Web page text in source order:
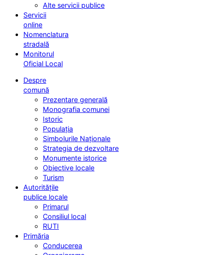
Alte servicii publice
Servicii
online
Nomenclatura
stradală
Monitorul
Oficial Local
Despre
comună
Prezentare generală
Monografia comunei
Istoric
Populația
Simbolurile Naționale
Strategia de dezvoltare
Monumente istorice
Obiective locale
Turism
Autoritățile
publice locale
Primarul
Consiliul local
RUTI
Primăria
Conducerea